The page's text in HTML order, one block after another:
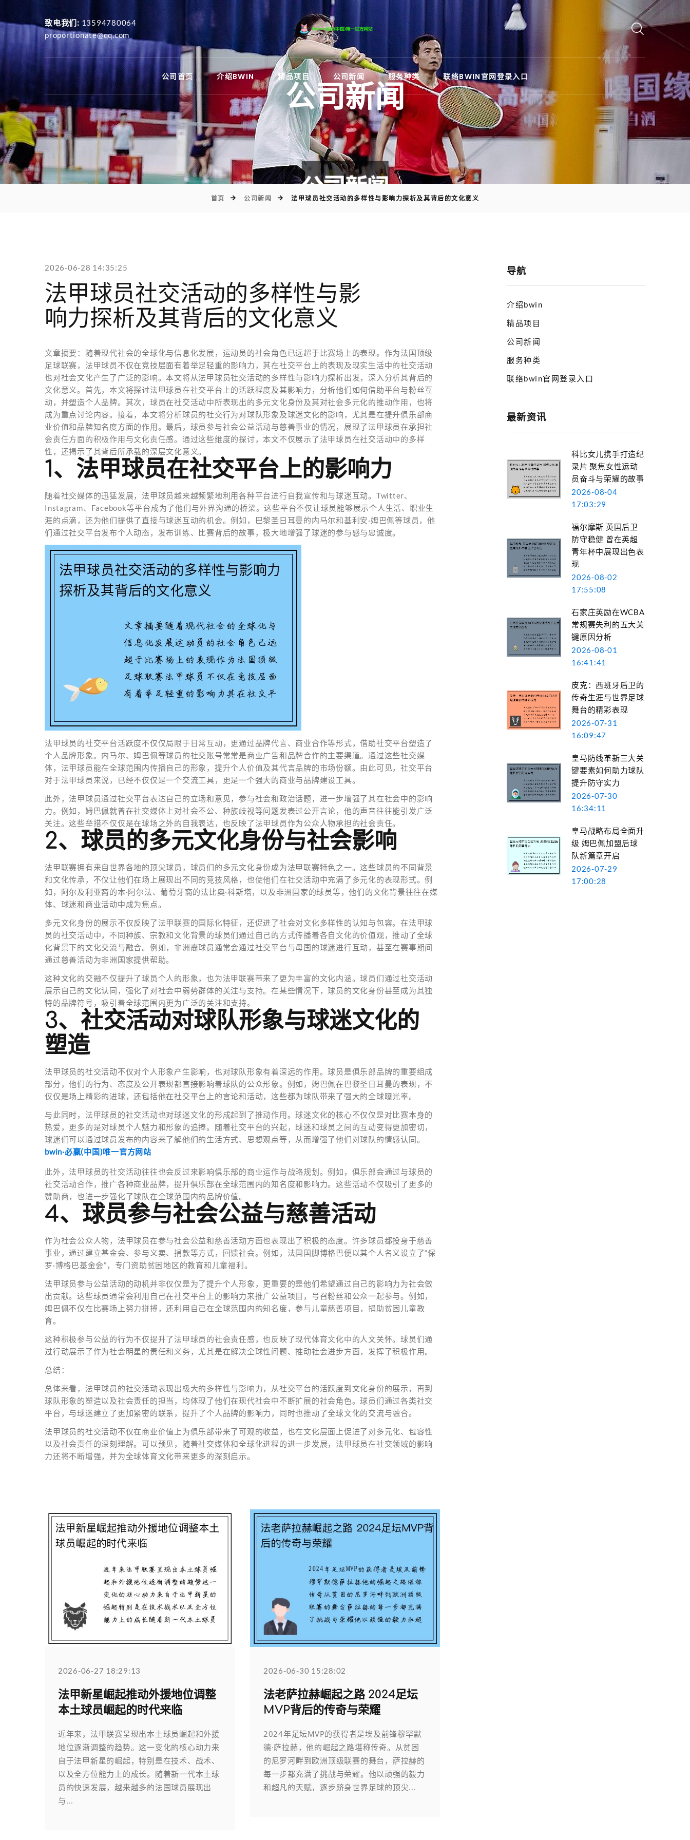
致电我们: 13594780064
proportionate@qq.com
公司首页 介绍BWIN 精品项目 公司新闻 服务种类 联络BWIN官网登录入口
公司新闻
首页 公司新闻 法甲球员社交活动的多样性与影响力探析及其背后的文化意义
2026-06-28 14:35:25
法甲球员社交活动的多样性与影
响力探析及其背后的文化意义
文章摘要：随着现代社会的全球化与信息化发展，运动员的社会角色已远超于比赛场上的表现。作为法国顶级
足球联赛，法甲球员不仅在竞技层面有着举足轻重的影响力，其在社交平台上的表现及现实生活中的社交活动
也对社会文化产生了广泛的影响。本文将从法甲球员社交活动的多样性与影响力探析出发，深入分析其背后的
文化意义。首先，本文将探讨法甲球员在社交平台上的活跃程度及其影响力，分析他们如何借助平台与粉丝互
动，并塑造个人品牌。其次，球员在社交活动中所表现出的多元文化身份及其对社会多元化的推动作用，也将
成为重点讨论内容。接着，本文将分析球员的社交行为对球队形象及球迷文化的影响，尤其是在提升俱乐部商
业价值和品牌知名度方面的作用。最后，球员参与社会公益活动与慈善事业的情况，展现了法甲球员在承担社
会责任方面的积极作用与文化责任感。通过这些维度的探讨，本文不仅展示了法甲球员在社交活动中的多样
性，还揭示了其背后所承载的深层文化意义。
1、法甲球员在社交平台上的影响力
随着社交媒体的迅猛发展，法甲球员越来越频繁地利用各种平台进行自我宣传和与球迷互动。Twitter、
Instagram、Facebook等平台成为了他们与外界沟通的桥梁。这些平台不仅让球员能够展示个人生活、职业生
涯的点滴，还为他们提供了直接与球迷互动的机会。例如，巴黎圣日耳曼的内马尔和基利安·姆巴佩等球员，他
们通过社交平台发布个人动态，发布训练、比赛背后的故事，极大地增强了球迷的参与感与忠诚度。
法甲球员的社交平台活跃度不仅仅局限于日常互动，更通过品牌代言、商业合作等形式，借助社交平台塑造了
个人品牌形象。内马尔、姆巴佩等球员的社交账号常常是商业广告和品牌合作的主要渠道。通过这些社交媒
体，法甲球员能在全球范围内传播自己的形象，提升个人价值及其代言品牌的市场份额。由此可见，社交平台
对于法甲球员来说，已经不仅仅是一个交流工具，更是一个强大的商业与品牌建设工具。
此外，法甲球员通过社交平台表达自己的立场和意见，参与社会和政治话题，进一步增强了其在社会中的影响
力。例如，姆巴佩就曾在社交媒体上对社会不公、种族歧视等问题发表过公开言论，他的声音往往能引发广泛
关注。这些举措不仅仅是在球场之外的自我表达，也反映了法甲球员作为公众人物承担的社会责任。
2、球员的多元文化身份与社会影响
法甲联赛拥有来自世界各地的顶尖球员，球员们的多元文化身份成为法甲联赛特色之一。这些球员的不同背景
和文化传承，不仅让他们在场上展现出不同的竞技风格，也使他们在社交活动中充满了多元化的表现形式。例
如，阿尔及利亚裔的本·阿尔法、葡萄牙裔的法比奥·科斯塔，以及非洲国家的球员等，他们的文化背景往往在媒
体、球迷和商业活动中成为焦点。
多元文化身份的展示不仅反映了法甲联赛的国际化特征，还促进了社会对文化多样性的认知与包容。在法甲球
员的社交活动中，不同种族、宗教和文化背景的球员们通过自己的方式传播着各自文化的价值观，推动了全球
化背景下的文化交流与融合。例如，非洲裔球员通常会通过社交平台与母国的球迷进行互动，甚至在赛事期间
通过慈善活动为非洲国家提供帮助。
这种文化的交融不仅提升了球员个人的形象，也为法甲联赛带来了更为丰富的文化内涵。球员们通过社交活动
展示自己的文化认同，强化了对社会中弱势群体的关注与支持。在某些情况下，球员的文化身份甚至成为其独
特的品牌符号，吸引着全球范围内更为广泛的关注和支持。
3、社交活动对球队形象与球迷文化的
塑造
法甲球员的社交活动不仅对个人形象产生影响，也对球队形象有着深远的作用。球员是俱乐部品牌的重要组成
部分，他们的行为、态度及公开表现都直接影响着球队的公众形象。例如，姆巴佩在巴黎圣日耳曼的表现，不
仅仅是场上精彩的进球，还包括他在社交平台上的言论和活动，这些都为球队带来了强大的全球曝光率。
与此同时，法甲球员的社交活动也对球迷文化的形成起到了推动作用。球迷文化的核心不仅仅是对比赛本身的
热爱，更多的是对球员个人魅力和形象的追捧。随着社交平台的兴起，球迷和球员之间的互动变得更加密切，
球迷们可以通过球员发布的内容来了解他们的生活方式、思想观点等，从而增强了他们对球队的情感认同。
bwin·必赢(中国)唯一官方网站
此外，法甲球员的社交活动往往也会反过来影响俱乐部的商业运作与战略规划。例如，俱乐部会通过与球员的
社交活动合作，推广各种商业品牌，提升俱乐部在全球范围内的知名度和影响力。这些活动不仅吸引了更多的
赞助商，也进一步强化了球队在全球范围内的品牌价值。
4、球员参与社会公益与慈善活动
作为社会公众人物，法甲球员在参与社会公益和慈善活动方面也表现出了积极的态度。许多球员都投身于慈善
事业，通过建立基金会、参与义卖、捐款等方式，回馈社会。例如，法国国脚博格巴便以其个人名义设立了“保
罗·博格巴基金会”，专门资助贫困地区的教育和儿童福利。
法甲球员参与公益活动的动机并非仅仅是为了提升个人形象，更重要的是他们希望通过自己的影响力为社会做
出贡献。这些球员通常会利用自己在社交平台上的影响力来推广公益项目，号召粉丝和公众一起参与。例如，
姆巴佩不仅在比赛场上努力拼搏，还利用自己在全球范围内的知名度，参与儿童慈善项目，捐助贫困儿童教
育。
这种积极参与公益的行为不仅提升了法甲球员的社会责任感，也反映了现代体育文化中的人文关怀。球员们通
过行动展示了作为社会明星的责任和义务，尤其是在解决全球性问题、推动社会进步方面，发挥了积极作用。
总结：
总体来看，法甲球员的社交活动表现出极大的多样性与影响力，从社交平台的活跃度到文化身份的展示，再到
球队形象的塑造以及社会责任的担当，均体现了他们在现代社会中不断扩展的社会角色。球员们通过各类社交
平台，与球迷建立了更加紧密的联系，提升了个人品牌的影响力，同时也推动了全球文化的交流与融合。
法甲球员的社交活动不仅在商业价值上为俱乐部带来了可观的收益，也在文化层面上促进了对多元化、包容性
以及社会责任的深刻理解。可以预见，随着社交媒体和全球化进程的进一步发展，法甲球员在社交领域的影响
力还将不断增强，并为全球体育文化带来更多的深刻启示。
2026-06-27 18:29:13
法甲新星崛起推动外援地位调整
本土球员崛起的时代来临
近年来，法甲联赛呈现出本土球员崛起和外援
地位逐渐调整的趋势。这一变化的核心动力来
自于法甲新星的崛起，特别是在技术、战术、
以及全方位能力上的成长。随着新一代本土球
员的快速发展，越来越多的法国球员展现出
与...
2026-06-30 15:28:02
法老萨拉赫崛起之路 2024足坛
MVP背后的传奇与荣耀
2024年足坛MVP的获得者是埃及前锋穆罕默
德·萨拉赫，他的崛起之路堪称传奇。从贫困
的尼罗河畔到欧洲顶级联赛的舞台，萨拉赫的
每一步都充满了挑战与荣耀。他以顽强的毅力
和超凡的天赋，逐步跻身世界足球的顶尖...
导航
介绍bwin
精品项目
公司新闻
服务种类
联络bwin官网登录入口
最新资讯
科比女儿携手打造纪
录片 聚焦女性运动
员奋斗与荣耀的故事
2026-08-04
17:03:29
福尔摩斯 英国后卫
防守稳健 曾在英超
青年杯中展现出色表
现
2026-08-02
17:55:08
石家庄英励在WCBA
常规赛失利的五大关
键原因分析
2026-08-01
16:41:41
皮克：西班牙后卫的
传奇生涯与世界足球
舞台的精彩表现
2026-07-31
16:09:47
皇马防线革新三大关
键要素如何助力球队
提升防守实力
2026-07-30
16:34:11
皇马战略布局全面升
级 姆巴佩加盟后球
队新篇章开启
2026-07-29
17:00:28